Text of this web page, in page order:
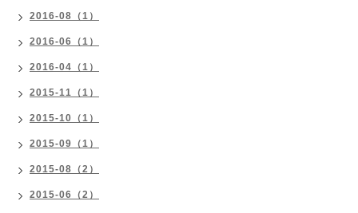
2016-08（1）
2016-06（1）
2016-04（1）
2015-11（1）
2015-10（1）
2015-09（1）
2015-08（2）
2015-06（2）